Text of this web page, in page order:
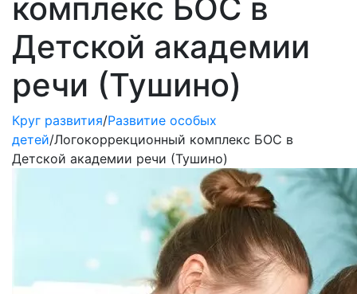
комплекс БОС в
Детской академии
речи (Тушино)
Круг развития/Развитие особых
детей/Логокоррекционный комплекс БОС в
Детской академии речи (Тушино)